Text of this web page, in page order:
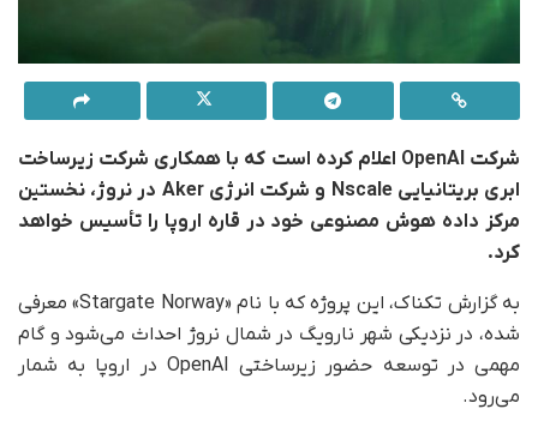
شرکت OpenAI اعلام کرده است که با همکاری شرکت زیرساخت
ابری بریتانیایی Nscale و شرکت انرژی Aker در نروژ، نخستین
مرکز داده هوش مصنوعی خود در قاره اروپا را تأسیس خواهد
کرد.
به گزارش تکناک، این پروژه که با نام «Stargate Norway» معرفی
شده، در نزدیکی شهر نارویگ در شمال نروژ احداث می‌شود و گام
مهمی در توسعه حضور زیرساختی OpenAI در اروپا به شمار
می‌رود.